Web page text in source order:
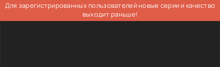
Для зарегистрированных пользователей новые серии и качество
выходит раньше!